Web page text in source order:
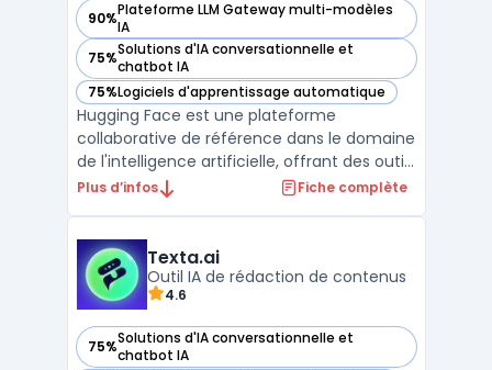
90%Plateforme LLM Gateway multi-modèles
IA
— voir Hugging Face dans cette catégorie
75%Solutions d'IA conversationnelle et
chatbot IA
— voir Hugging Face dans cette catégorie
75%Logiciels d'apprentissage automatique
— voir Hugging Face dans cette catégorie
Hugging Face est une plateforme
collaborative de référence dans le domaine
de l'intelligence artificielle, offrant des outils
et des modèles avancés pour des
d'apprentissage automatique et de jeux de
données, permettant aux ...
Plus d’infos Fiche complète
Texta.ai
Outil IA de rédaction de contenus
4.6
75%Solutions d'IA conversationnelle et
chatbot IA
— voir Texta.ai dans cette catégorie